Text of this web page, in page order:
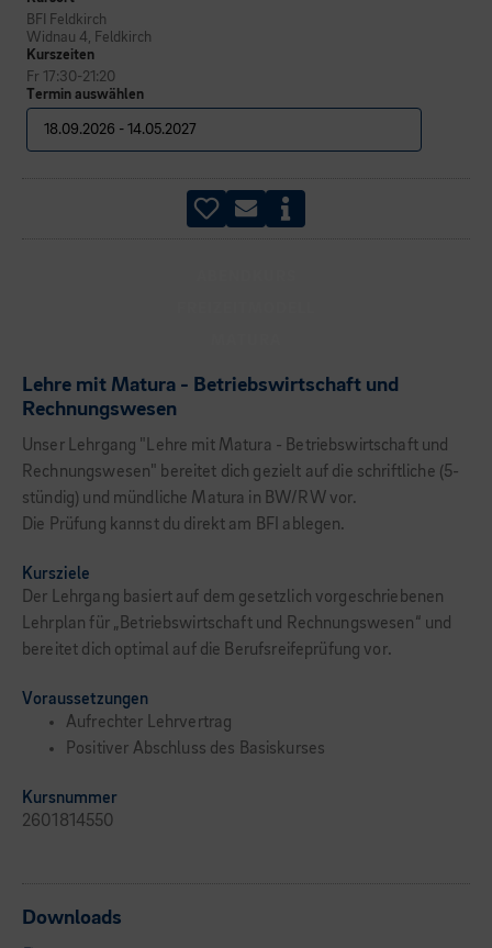
BFI Feldkirch
Widnau 4, Feldkirch
Termin auswählen
Kurszeiten
Fr 17:30-21:20
Lehre mit Matura - Betriebswirtschaft und
Rechnungswesen
Unser Lehrgang "Lehre mit Matura - Betriebswirtschaft und
Rechnungswesen" bereitet dich gezielt auf die schriftliche (5-
stündig) und mündliche Matura in BW/RW vor.
Die Prüfung kannst du direkt am BFI ablegen.
Kursziele
Der Lehrgang basiert auf dem gesetzlich vorgeschriebenen
Lehrplan für „Betriebswirtschaft und Rechnungswesen“ und
bereitet dich optimal auf die Berufsreifeprüfung vor.
Voraussetzungen
Aufrechter Lehrvertrag
Positiver Abschluss des Basiskurses
Kursnummer
2601814550
Downloads